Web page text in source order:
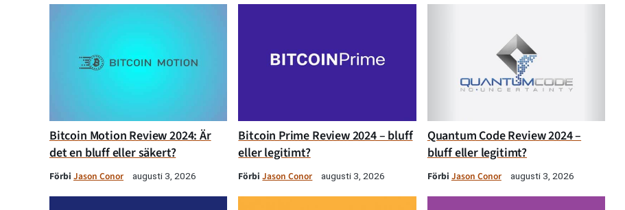
Bitcoin Motion Review 2024: Är
det en bluff eller säkert?
Förbi Jason Conor augusti 3, 2026
Bitcoin Prime Review 2024 – bluff
eller legitimt?
FörbiJason Conor augusti 3, 2026
Quantum Code Review 2024 –
bluff eller legitimt?
Förbi Jason Conor augusti 3, 2026